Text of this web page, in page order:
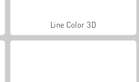
Line Color 3D